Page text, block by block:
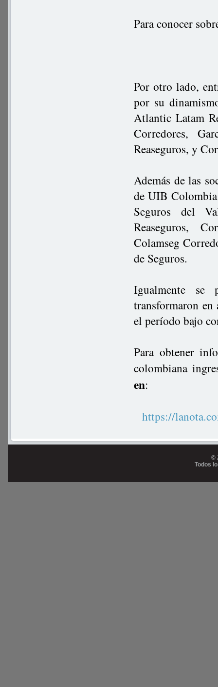
Para conocer
Por otro lado,
por su
Atlantic Latam
Corredores,
Reaseguros, y
Además de las
de UIB Colombia
Seguros del
Reaseguros,
Colamseg
de Seguros.
Igualmente se
transformaron en
el período bajo
Para obtener
colombiana
en:
https://
©
Todos